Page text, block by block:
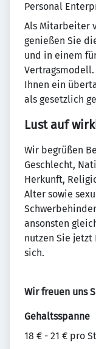
Personal
Als Mitarbeiter
genießen Sie
und in einem
Ihnen ein
als gesetzlich
Lust auf
Wir begrüßen
Geschlecht,
Herkunft,
Alter sowie
ansonsten
nutzen Sie jetzt
sich.
Wir freuen uns
Gehaltsspanne
18 € - 21 € pro